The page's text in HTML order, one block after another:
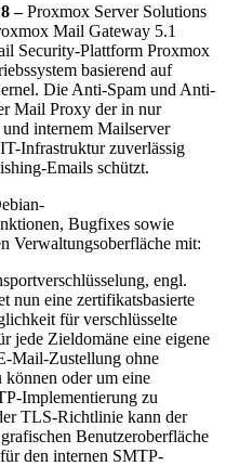
–Proxmox Server Solutions
Mail Gateway 5.1
Security-Plattform Proxmox
basierend auf
Die Anti-Spam und Anti-
Mail Proxy der in nur
internem Mailserver
IT-Infrastruktur zuverlässig
Emails schützt.
Bugfixes sowie
Verwaltungsoberfläche mit:
engl.
nun eine zertifikatsbasierte
für verschlüsselte
jede Zieldomäne eine eigene
Mail-Zustellung ohne
können oder um eine
Implementierung zu
TLS-Richtlinie kann der
Benutzeroberfläche
den internen SMTP-